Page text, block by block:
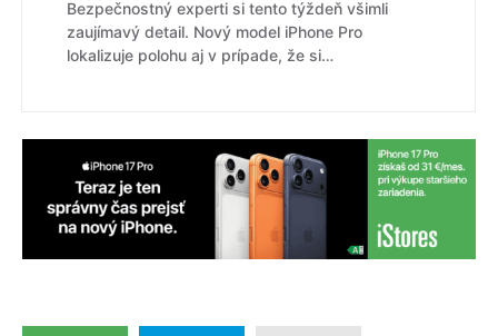
Bezpečnostný experti si tento týždeň všimli
zaujímavý detail. Nový model iPhone Pro
lokalizuje polohu aj v prípade, že si…